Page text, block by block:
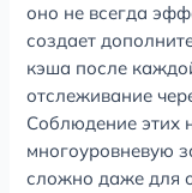
оно не всегда
создает
кэша после
отслеживание
Соблюдение этих
многоуровневую
сложно даже для